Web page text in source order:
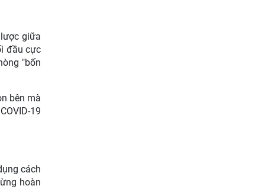
giữa
đầu cực
"bốn
bên mà
19
cách
hoàn